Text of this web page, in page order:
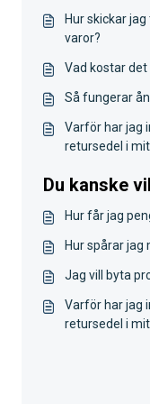
Hur skickar
varor?
Vad kostar
Så fungerar
Varför har jag
retursedel i
Du kanske
Hur får jag
Hur spårar jag
Jag vill byta
Varför har jag
retursedel i